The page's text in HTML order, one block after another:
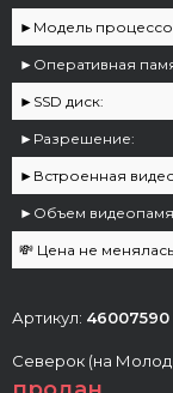
►Модель
►Оперативная
►SSD диск:
►Разрешение:
►Встроенная
►Объем
💸 Цена не
Артикул: 46007590
Северок (на